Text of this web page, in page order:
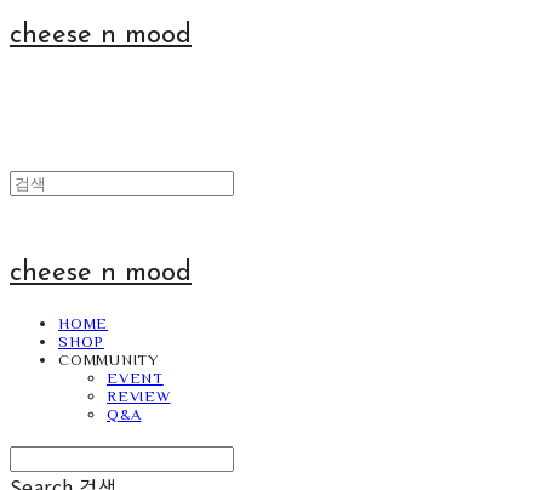
cheese n mood
cheese n mood
HOME
SHOP
COMMUNITY
EVENT
REVIEW
Q&A